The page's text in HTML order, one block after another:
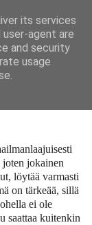
joten jokainen
löytää varmasti
on tärkeää, sillä
ei ole
saattaa kuitenkin
its services
user-agent are
and security
usage